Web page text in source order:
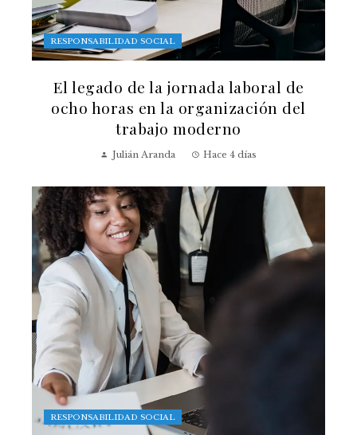
RESPONSABILIDAD SOCIAL
El legado de la jornada laboral de
ocho horas en la organización del
trabajo moderno
Julián Aranda Hace 4 días
RESPONSABILIDAD SOCIAL